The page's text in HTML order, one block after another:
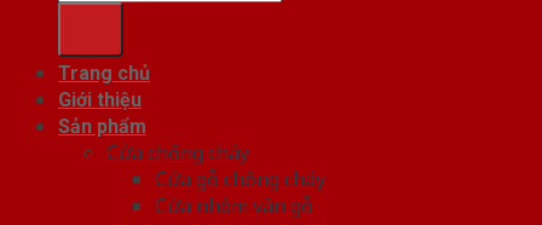
Trang chủ
Giới thiệu
Sản phẩm
Cửa chống cháy
Cửa gỗ chống cháy
Cửa nhôm vân gỗ